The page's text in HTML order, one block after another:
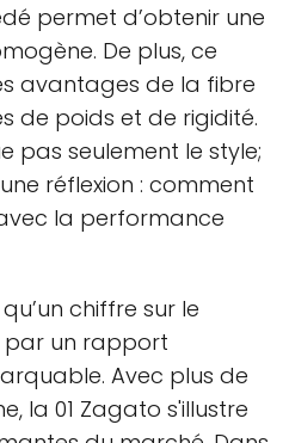
permet d’obtenir une
De plus, ce
avantages de la fibre
de poids et de rigidité.
pas seulement le style;
réflexion : comment
la performance
chiffre sur le
par un rapport
Avec plus de
la 01 Zagato s'illustre